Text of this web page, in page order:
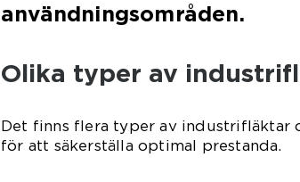
användningsområden.
Olika typer av
Det finns flera typer av industrifläktar
för att säkerställa optimal prestanda.